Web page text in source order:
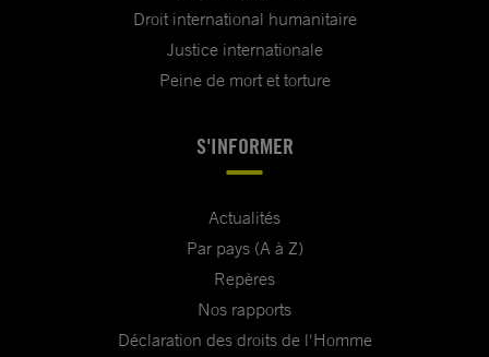
Droit international humanitaire
Justice internationale
Peine de mort et torture
S'INFORMER
Actualités
Par pays (A à Z)
Repères
Nos rapports
Déclaration des droits de l'Homme